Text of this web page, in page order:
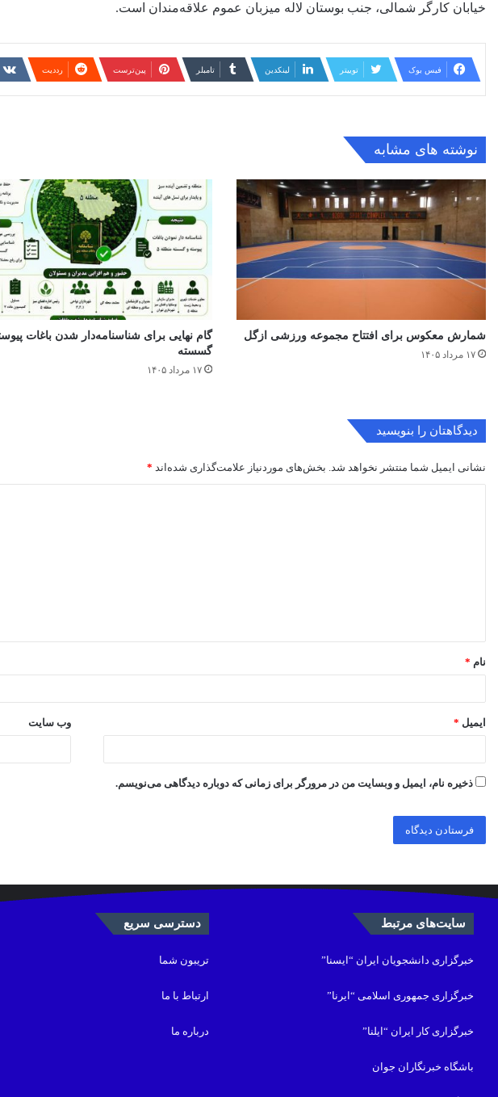
خیابان کارگر شمالی، جنب بوستان لاله میزبان عموم علاقه‌مندان است.
فیس بوک توییتر لینکدین ‫تامبلر ‫پین‌ترست ‫رددیت
نوشته های مشابه
شمارش معکوس برای افتتاح مجموعه ورزشی ازگل
۱۷ مرداد ۱۴۰۵
گام نهایی برای شناسنامه‌دار شدن باغات
گسسته
۱۷ مرداد ۱۴۰۵
دیدگاهتان را بنویسید
نشانی ایمیل شما منتشر نخواهد شد. بخش‌های موردنیاز علامت‌گذاری شده‌اند *
*
نام *
ایمیل * وب‌ سایت
ذخیره نام، ایمیل و وبسایت من در مرورگر برای زمانی که دوباره دیدگاهی می‌نویسم.
سایت‌های مرتبط
خبرگزاری دانشجویان ایران “ایسنا”
خبرگزاری جمهوری اسلامی “ایرنا”
خبرگزاری کار ایران “ایلنا”
باشگاه خبرنگاران جوان
دسترسی سریع
تریبون شما
ارتباط با ما
درباره ما